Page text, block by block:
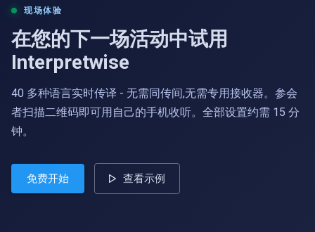
现场体验
在您的下一场活动中试用
Interpretwise
40 多种语言实时传译 - 无需同传间,无需专用接收器。参会
者扫描二维码即可用自己的手机收听。全部设置约需 15 分
钟。
免费开始 查看示例